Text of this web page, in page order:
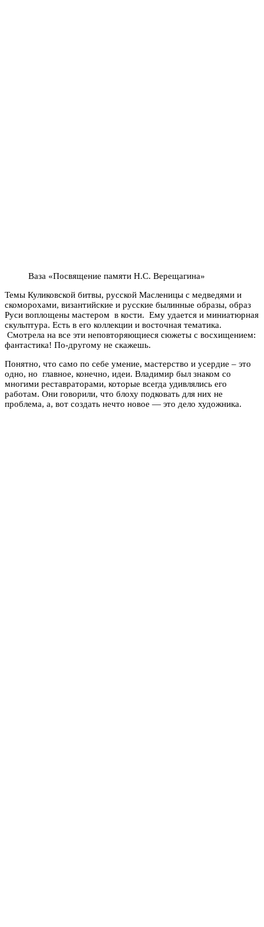
Ваза «Посвящение памяти Н.С. Верещагина»
Темы Куликовской битвы, русской Масленицы с медведями и
скоморохами, византийские и русские былинные образы, образ
Руси воплощены мастером в кости. Ему удается и миниатюрная
скульптура. Есть в его коллекции и восточная тематика.
Смотрела на все эти неповторяющиеся сюжеты с восхищением:
фантастика! По-другому не скажешь.
Понятно, что само по себе умение, мастерство и усердие – это
одно, но главное, конечно, идеи. Владимир был знаком со
многими реставраторами, которые всегда удивлялись его
работам. Они говорили, что блоху подковать для них не
проблема, а, вот создать нечто новое — это дело художника.